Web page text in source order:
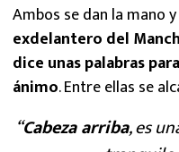
Ambos se dan la mano
exdelantero del
dice unas palabras
ánimo. Entre ellas se
“Cabeza arriba, es